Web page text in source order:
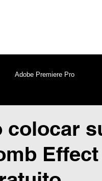
Adobe Premiere Pro
no Celular
colocar
Effect